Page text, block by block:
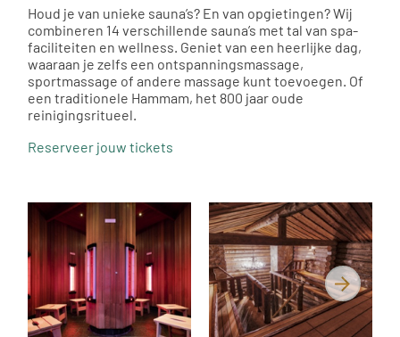
Houd je van unieke sauna’s? En van opgietingen? Wij
combineren 14 verschillende sauna’s met tal van spa-
faciliteiten en wellness. Geniet van een heerlijke dag,
waaraan je zelfs een ontspanningsmassage,
sportmassage of andere massage kunt toevoegen. Of
een traditionele Hammam, het 800 jaar oude
reinigingsritueel.
Reserveer jouw tickets